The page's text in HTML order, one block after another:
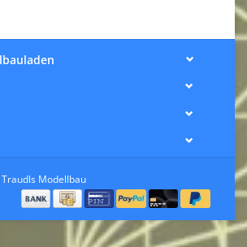
Modellbau